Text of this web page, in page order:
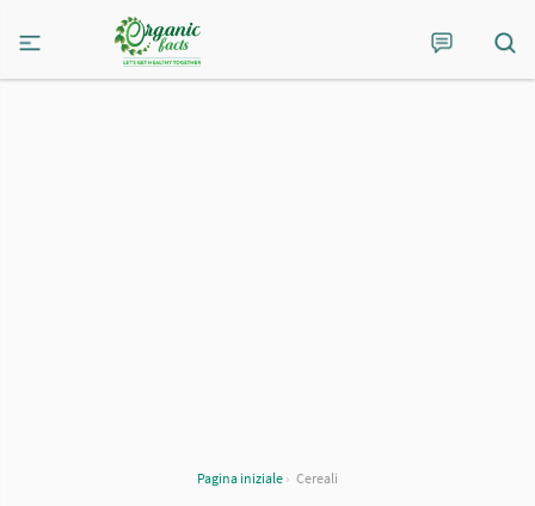
Pagina iniziale › Cereali